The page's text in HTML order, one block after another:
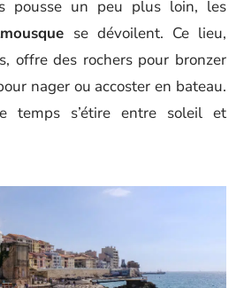
pousse un peu plus loin, les
se dévoilent. Ce lieu,
offre des rochers pour bronzer
nager ou accoster en bateau.
temps s’étire entre soleil et